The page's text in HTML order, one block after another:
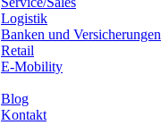
Logistik
Banken und Versicherungen
Retail
E-Mobility
Blog
Kontakt